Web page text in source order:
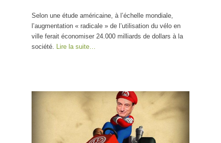
Selon une étude américaine, à l’échelle mondiale,
l’augmentation « radicale » de l’utilisation du vélo en
ville ferait économiser 24.000 milliards de dollars à la
société. Lire la suite…